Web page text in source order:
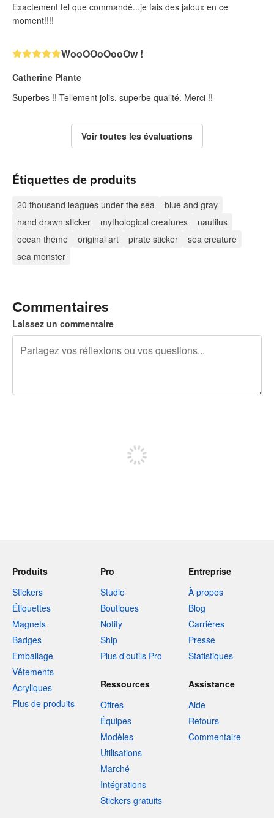
Exactement tel que commandé...je fais des jaloux en ce
moment!!!!
WooOOoOooOw !
Catherine Plante
Superbes !! Tellement jolis, superbe qualité. Merci !!
Voir toutes les évaluations
Étiquettes de produits
20 thousand leagues under the sea
blue and gray
hand drawn sticker
mythological creatures
nautilus
ocean theme
original art pirate sticker
sea creature
sea monster
Commentaires
Laissez un commentaire
Produits
Stickers
Étiquettes
Magnets
Badges
Emballage
Vêtements
Acryliques
Plus de produits
Pro
Studio
Boutiques
Notify
Ship
Plus d'outils Pro
Entreprise
À propos
Blog
Carrières
Presse
Statistiques
Ressources
Offres
Équipes
Modèles
Utilisations
Marché
Intégrations
Stickers gratuits
Assistance
Aide
Retours
Commentaire